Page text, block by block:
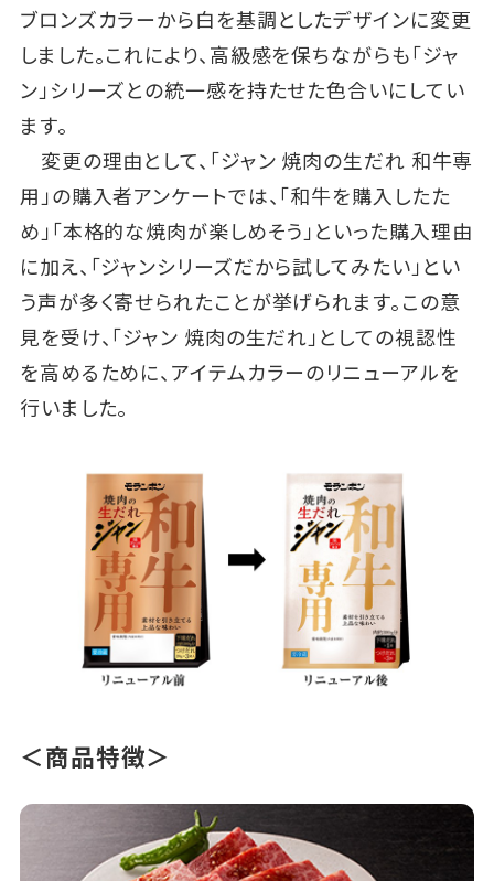
ブロンズカラーから白を基調としたデザインに変更
しました。これにより、高級感を保ちながらも「ジャ
ン」シリーズとの統一感を持たせた色合いにしてい
ます。
変更の理由として、「ジャン 焼肉の生だれ 和牛専
用」の購入者アンケートでは、「和牛を購入したた
め」「本格的な焼肉が楽しめそう」といった購入理由
に加え、「ジャンシリーズだから試してみたい」とい
う声が多く寄せられたことが挙げられます。この意
見を受け、「ジャン 焼肉の生だれ」としての視認性
を高めるために、アイテムカラーのリニューアルを
行いました。
＜商品特徴＞